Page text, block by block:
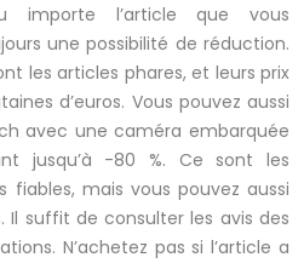
importe l’article que vous
une possibilité de réduction.
les articles phares, et leurs prix
d’euros. Vous pouvez aussi
avec une caméra embarquée
jusqu’à -80 %. Ce sont les
fiables, mais vous pouvez aussi
Il suffit de consulter les avis des
N’achetez pas si l’article a